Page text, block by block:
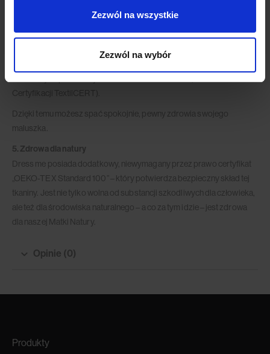
Zezwól na wszystkie
Zezwól na wybór
Dress me spełnia nawet najbardziej restrykcyjne normy stosowane
przy produkcji wyrobów dla dzieci i niemowląt – a jej bezpieczeństwo
zostało potwierdzone takimi certyfikatami jak “Bezpieczny dla
Dzięki temu możesz spać spokojnie, pewny zdrowia swojego
maluszka.
5. Zdrowa dla natury
Dress me posiada dodatkowy, niewymagany przez prawo certyfikat
„OEKO-TEX Standard 100” – który potwierdza bezpieczny skład tej
tkaniny. Jest nie tylko wolna od substancji szkodliwych dla człowieka,
ale też dla środowiska naturalnego – a co za tym idzie – jest zdrowa
dla naszej Matki Natury.
Opinie (0)
Produkty